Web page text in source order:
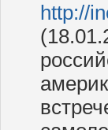
http://